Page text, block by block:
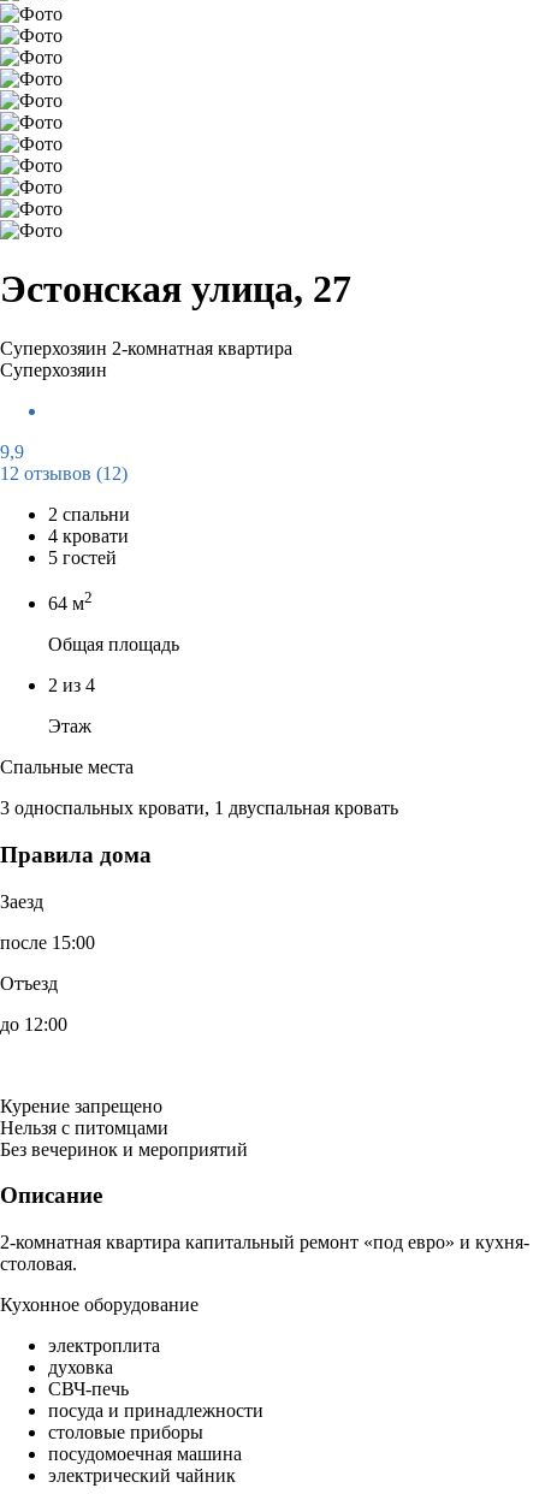
Эстонская улица, 27
Суперхозяин 2-комнатная квартира
Суперхозяин
9,9
12 отзывов (12)
2 спальни
4 кровати
5 гостей
64 м2
Общая площадь
2 из 4
Этаж
Спальные места
3 односпальных кровати, 1 двуспальная кровать
Правила дома
Заезд
после 15:00
Отъезд
до 12:00
Курение запрещено
Нельзя с питомцами
Без вечеринок и мероприятий
Описание
2-комнатная квартира капитальный ремонт «под евро» и кухня-
столовая.
Кухонное оборудование
электроплита
духовка
СВЧ-печь
посуда и принадлежности
столовые приборы
посудомоечная машина
электрический чайник